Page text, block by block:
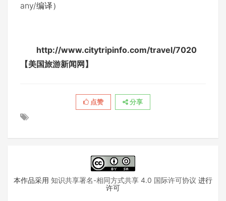
any/编译）
http://www.citytripinfo.com/travel/7020
【美国旅游新闻网】
点赞 分享
本作品采用 知识共享署名-相同方式共享 4.0 国际许可协议 进行
许可